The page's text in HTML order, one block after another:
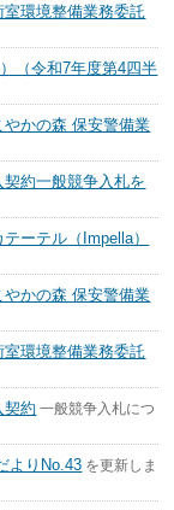
環境整備業務委託
（令和7年度第4四半
かの森 保安警備業
約一般競争入札を
ーテル（Impella）
かの森 保安警備業
環境整備業務委託
契約 一般競争入札につ
よりNo.43 を更新しま